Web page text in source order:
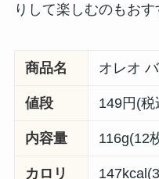
りして楽しむのもおす
商品名 オレオ
値段 149円(税
内容量 116g(12
カロリ